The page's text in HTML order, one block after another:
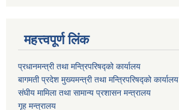
महत्त्वपूर्ण लिंक
प्रधानमन्त्री तथा मन्त्रिपरिषद्को कार्यालय
बागमती प्रदेश मुख्यमन्त्री तथा मन्त्रिपरिषद्को कार्यालय
संघीय मामिला तथा सामान्य प्रशासन मन्त्रालय
गृह मन्त्रालय